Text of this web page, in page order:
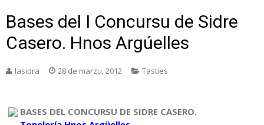
Bases del I Concursu de Sidre
Casero. Hnos Argúelles
lasidra 28 de marzu, 2012 Tasties
BASES DEL CONCURSU DE SIDRE CASERO.